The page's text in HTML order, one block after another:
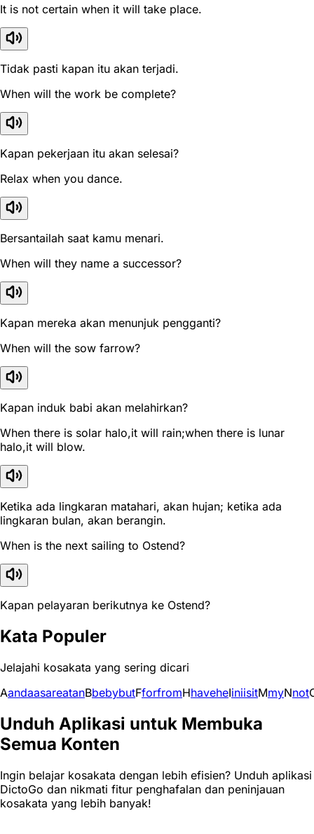
It is not certain when it will take place.
Tidak pasti kapan itu akan terjadi.
When will the work be complete?
Kapan pekerjaan itu akan selesai?
Relax when you dance.
Bersantailah saat kamu menari.
When will they name a successor?
Kapan mereka akan menunjuk pengganti?
When will the sow farrow?
Kapan induk babi akan melahirkan?
When there is solar halo,it will rain;when there is lunar
halo,it will blow.
Ketika ada lingkaran matahari, akan hujan; ketika ada
lingkaran bulan, akan berangin.
When is the next sailing to Ostend?
Kapan pelayaran berikutnya ke Ostend?
Kata Populer
Jelajahi kosakata yang sering dicari
AandaasareatanBbebybutFforfromHhaveheIiniisitMmyNnot
Unduh Aplikasi untuk Membuka
Semua Konten
Ingin belajar kosakata dengan lebih efisien? Unduh aplikasi
DictoGo dan nikmati fitur penghafalan dan peninjauan
kosakata yang lebih banyak!